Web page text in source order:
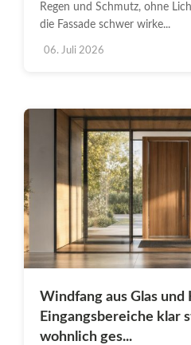
Regen und Schmutz, ohne
die Fassade schwer wirke...
06. Juli 2026
Windfang aus Glas und
Eingangsbereiche klar
wohnlich ges...